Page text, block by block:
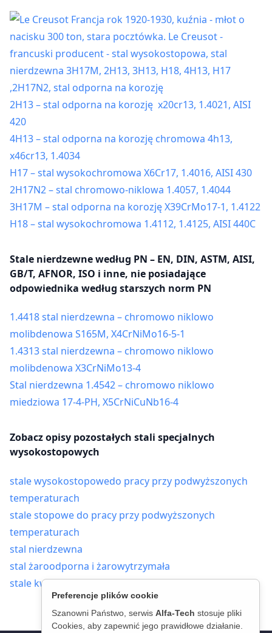
2H13 – stal odporna na korozję x20cr13, 1.4021, AISI
420
4H13 – stal odporna na korozję chromowa 4h13,
x46cr13, 1.4034
H17 – stal wysokochromowa X6Cr17, 1.4016, AISI 430
2H17N2 – stal chromowo-niklowa 1.4057, 1.4044
3H17M – stal odporna na korozję X39CrMo17-1, 1.4122
H18 – stal wysokochromowa 1.4112, 1.4125, AISI 440C
Stale nierdzewne według PN – EN, DIN, ASTM, AISI,
GB/T, AFNOR, ISO i inne, nie posiadające
odpowiednika według starszych norm PN
1.4418 stal nierdzewna – chromowo niklowo
molibdenowa S165M, X4CrNiMo16-5-1
1.4313 stal nierdzewna – chromowo niklowo
molibdenowa X3CrNiMo13-4
Stal nierdzewna 1.4542 – chromowo niklowo
miedziowa 17-4-PH, X5CrNiCuNb16-4
Zobacz opisy pozostałych stali specjalnych
wysokostopowych
stale wysokostopowedo pracy przy podwyższonych
temperaturach
stale stopowe do pracy przy podwyższonych
temperaturach
stal nierdzewna
stal żaroodporna i żarowytrzymała
stale kwasoodporne
Preferencje plików cookie
Szanowni Państwo, serwis Alfa-Tech stosuje pliki
Cookies, aby zapewnić jego prawidłowe działanie.